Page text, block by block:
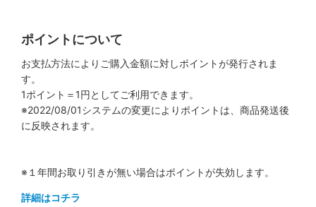
ポイントについて
お支払方法によりご購入金額に対しポイントが発行されま
す。
1ポイント＝1円としてご利用できます。
※2022/08/01システムの変更によりポイントは、商品発送後
に反映されます。
※１年間お取り引きが無い場合はポイントが失効します。
詳細はコチラ